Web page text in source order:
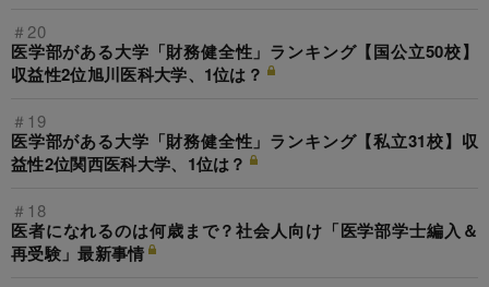
＃20
医学部がある大学「財務健全性」ランキング【国公立50校】
収益性2位旭川医科大学、1位は？
＃19
医学部がある大学「財務健全性」ランキング【私立31校】収
益性2位関西医科大学、1位は？
＃18
医者になれるのは何歳まで？社会人向け「医学部学士編入＆
再受験」最新事情